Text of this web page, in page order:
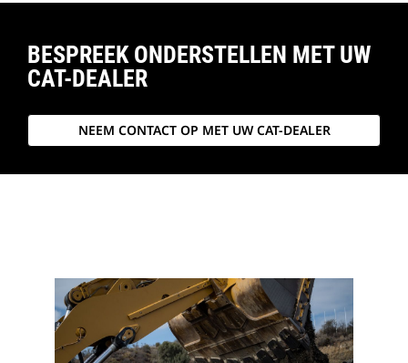
BESPREEK ONDERSTELLEN MET UW
CAT-DEALER
NEEM CONTACT OP MET UW CAT-DEALER